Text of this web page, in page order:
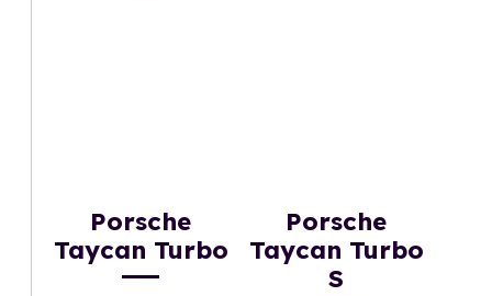
Porsche
Taycan Turbo
Porsche
Taycan Turbo
S